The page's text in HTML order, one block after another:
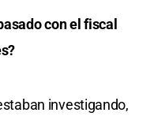
con el fiscal
investigando,